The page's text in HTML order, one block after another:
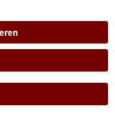
werden, die
dass der Auftrag
der-